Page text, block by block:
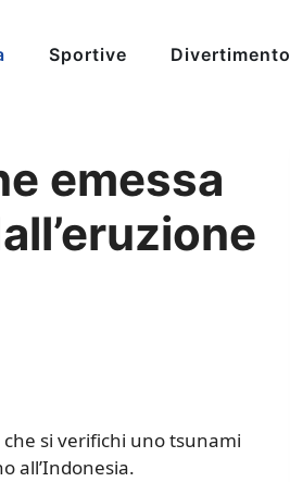
Sportive Divertimento
emessa
che si verifichi uno tsunami
all’Indonesia.